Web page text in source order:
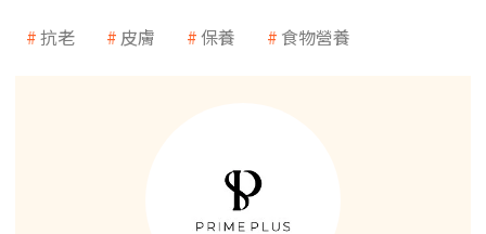
抗老 皮膚 保養 食物營養